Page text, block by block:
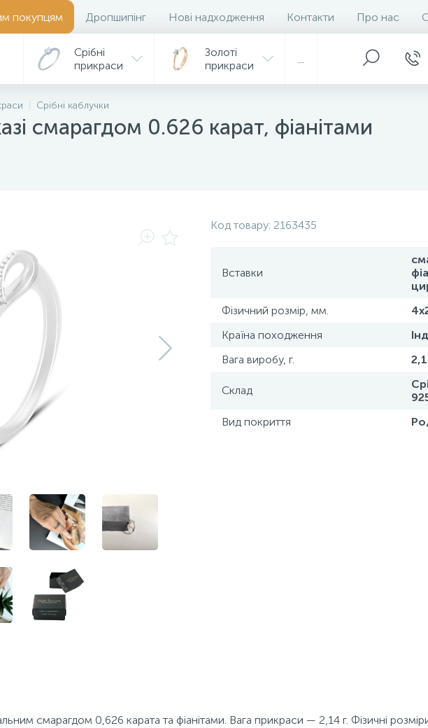
покупцям Дропшипінг Нові надходження Контакти Про нас
Срібні
прикраси
Золоті
прикраси
Срібні каблучки
смарагдом 0.626 карат, фіанітами
Код товару: 2163435
Вставки
Фізичний розмір, мм.
Країна походження
Вага виробу, г.
Склад
Вид покриття
смарагдом 0,626 карата та фіанітами. Вага прикраси — 2,14 г. Фізичні